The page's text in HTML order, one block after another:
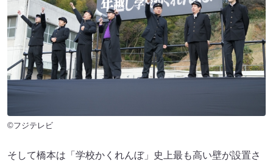
©フジテレビ
そして橋本は「学校かくれんぼ」史上最も高い壁が設置さ